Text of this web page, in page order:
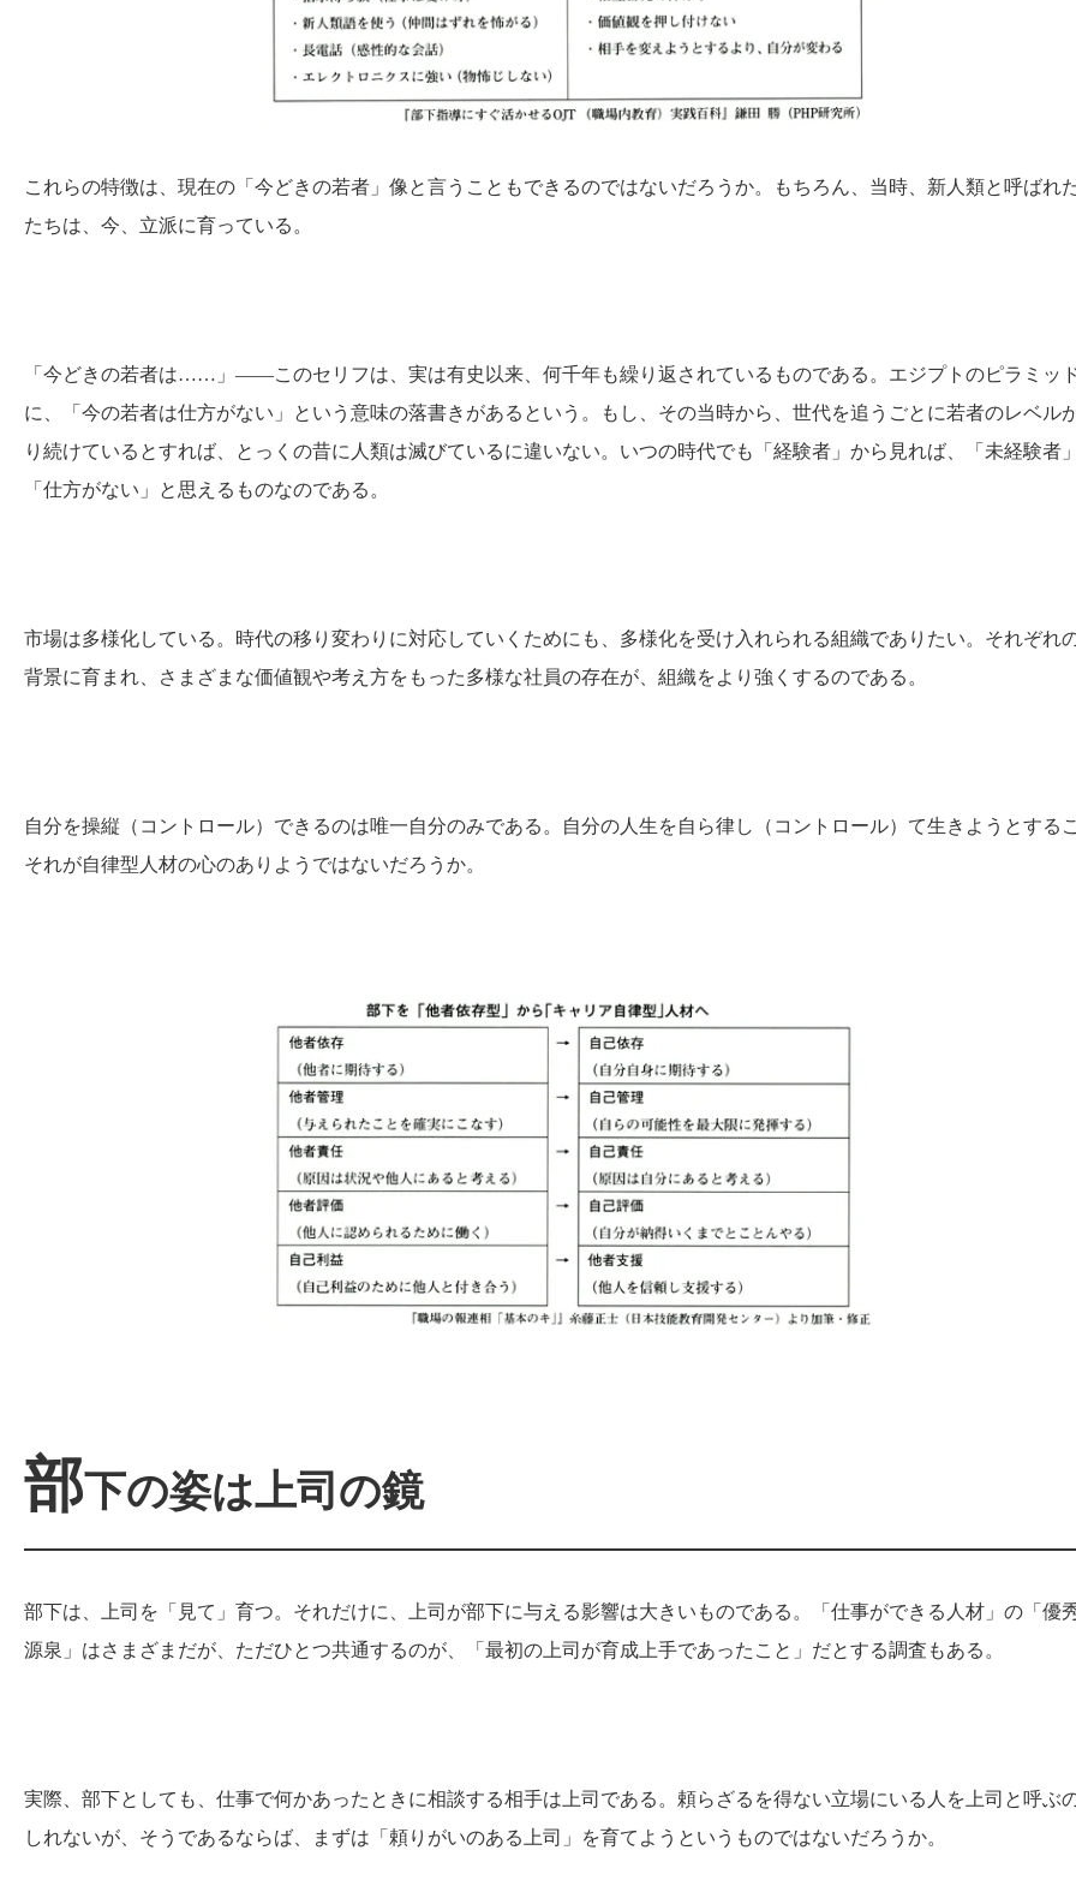
これらの特徴は、現在の「今どきの若者」像と言うこともできるのではないだろうか。もちろん、当時、新人類と呼ばれ
たちは、今、立派に育っている。
「今どきの若者は……」――このセリフは、実は有史以来、何千年も繰り返されているものである。エジプトのピラミッ
に、「今の若者は仕方がない」という意味の落書きがあるという。もし、その当時から、世代を追うごとに若者のレベル
り続けているとすれば、とっくの昔に人類は滅びているに違いない。いつの時代でも「経験者」から見れば、「未経験者
「仕方がない」と思えるものなのである。
市場は多様化している。時代の移り変わりに対応していくためにも、多様化を受け入れられる組織でありたい。それぞれ
背景に育まれ、さまざまな価値観や考え方をもった多様な社員の存在が、組織をより強くするのである。
自分を操縦（コントロール）できるのは唯一自分のみである。自分の人生を自ら律し（コントロール）て生きようとする
それが自律型人材の心のありようではないだろうか。
部下の姿は上司の鏡
部下は、上司を「見て」育つ。それだけに、上司が部下に与える影響は大きいものである。「仕事ができる人材」の「優
源泉」はさまざまだが、ただひとつ共通するのが、「最初の上司が育成上手であったこと」だとする調査もある。
実際、部下としても、仕事で何かあったときに相談する相手は上司である。頼らざるを得ない立場にいる人を上司と呼ぶ
しれないが、そうであるならば、まずは「頼りがいのある上司」を育てようというものではないだろうか。